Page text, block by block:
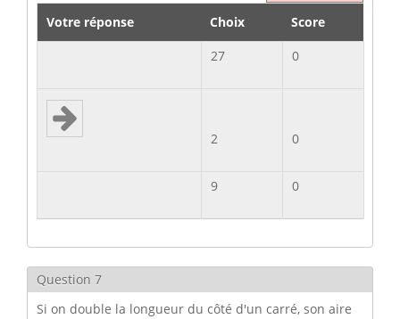
Votre réponse Choix
Score
27
0
2 0
9 0
Question 7
Si on double la longueur du côté d'un carré, son aire